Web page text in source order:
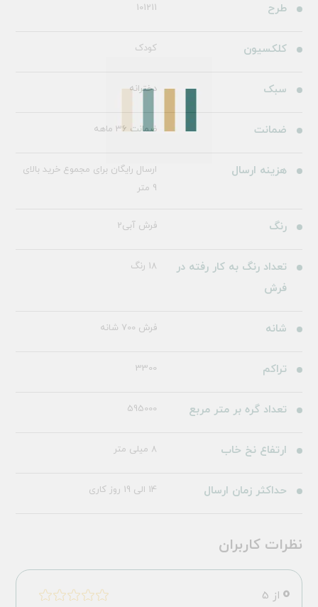
طرح 101211
کلکسیون کودک
سبک دخترانه
ضمانت ضمانت 36 ماهه
هزینه ارسال
ارسال رایگان برای مجموع خرید بالای
9 متر
رنگ فرش آبی2
تعداد رنگ به کار رفته در
فرش
18 رنگ
شانه فرش 700 شانه
تراکم 3300
تعداد گره بر متر مربع 595000
ارتفاع نخ خاب 8 میلی متر
حداکثر زمان ارسال 14 الی 19 روز کاری
نظرات کاربران
0 از 5